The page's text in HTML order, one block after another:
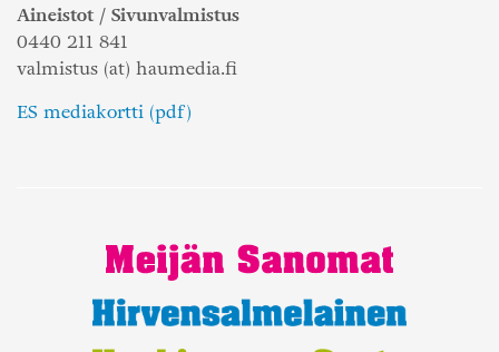
Aineistot / Sivunvalmistus
0440 211 841
valmistus (at) haumedia.fi
ES mediakortti (pdf)